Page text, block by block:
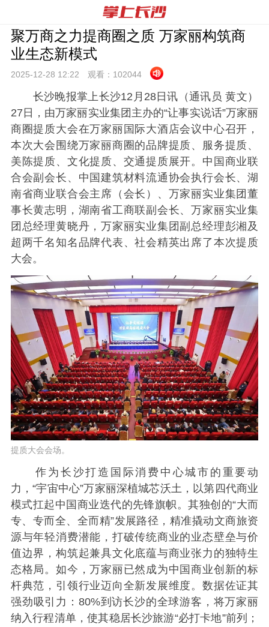
聚万商之力提商圈之质 万家丽构筑商
业生态新模式
2025-12-28 12:22 观看： 102044
长沙晚报掌上长沙12月28日讯（通讯员 黄文）
27日，由万家丽实业集团主办的“让事实说话”万家丽
商圈提质大会在万家丽国际大酒店会议中心召开，
本次大会围绕万家丽商圈的品牌提质、服务提质、
美陈提质、文化提质、交通提质展开。中国商业联
合会副会长、中国建筑材料流通协会执行会长、湖
南省商业联合会主席（会长）、万家丽实业集团董
事长黄志明，湖南省工商联副会长、万家丽实业集
团总经理黄晓丹，万家丽实业集团副总经理彭湘及
超两千名知名品牌代表、社会精英出席了本次提质
大会。
提质大会会场。
作为长沙打造国际消费中心城市的重要动
力，“宇宙中心”万家丽深植城芯沃土，以第四代商业
模式扛起中国商业迭代的先锋旗帜。其独创的“大而
专、专而全、全而精”发展路径，精准撬动文商旅资
源与年轻消费潜能，打破传统商业的业态壁垒与价
值边界，构筑起兼具文化底蕴与商业张力的独特生
态格局。如今，万家丽已然成为中国商业创新的标
杆典范，引领行业迈向全新发展维度。数据佐证其
强劲吸引力：80%到访长沙的全球游客，将万家丽
纳入行程清单，使其稳居长沙旅游“必打卡地”前列；